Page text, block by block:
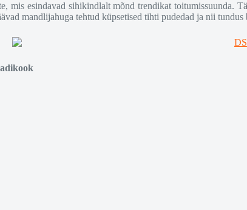
mis esindavad sihikindlalt mõnd trendikat toitumissuunda.
mandlijahuga tehtud küpsetised tihti pudedad ja nii